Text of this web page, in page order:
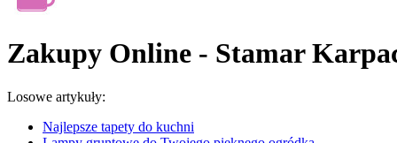
Zakupy Online - Stamar
Losowe artykuły:
Najlepsze tapety do kuchni